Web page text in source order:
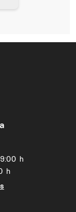
h
h